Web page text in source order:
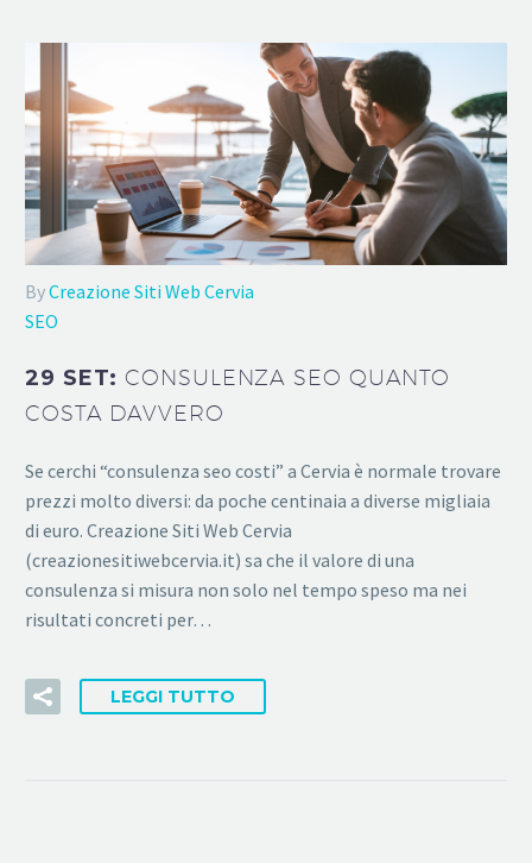
ByCreazione Siti Web Cervia
SEO
29 SET:CONSULENZA SEO QUANTO
COSTA DAVVERO
Se cerchi “consulenza seo costi” a Cervia è normale trovare
prezzi molto diversi: da poche centinaia a diverse migliaia
di euro. Creazione Siti Web Cervia
(creazionesitiwebcervia.it) sa che il valore di una
consulenza si misura non solo nel tempo speso ma nei
risultati concreti per…
LEGGI TUTTO